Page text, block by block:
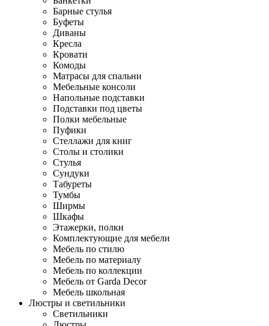
Барные стулья
Буфеты
Диваны
Кресла
Кровати
Комоды
Матрасы для спальни
Мебельные консоли
Напольные подставки
Подставки под цветы
Полки мебельные
Пуфики
Стеллажи для книг
Столы и столики
Стулья
Сундуки
Табуреты
Тумбы
Ширмы
Шкафы
Этажерки, полки
Комплектующие для мебели
Мебель по стилю
Мебель по материалу
Мебель по коллекции
Мебель от Garda Decor
Мебель школьная
Люстры и светильники
Светильники